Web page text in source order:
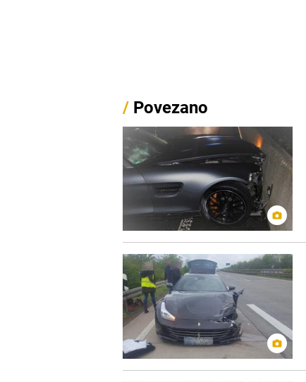
/ Povezano